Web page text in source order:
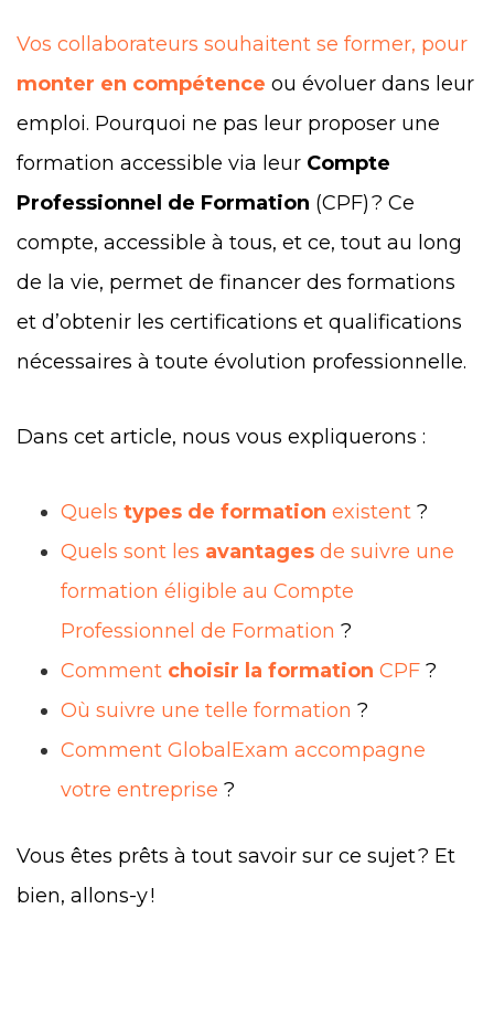
Vos collaborateurs souhaitent se former, pour
monter en compétence ou évoluer dans leur
emploi. Pourquoi ne pas leur proposer une
formation accessible via leur Compte
Professionnel de Formation (CPF) ? Ce
compte, accessible à tous, et ce, tout au long
de la vie, permet de financer des formations
et d’obtenir les certifications et qualifications
nécessaires à toute évolution professionnelle.
Dans cet article, nous vous expliquerons :
Quels types de formation existent ?
Quels sont les avantages de suivre une
formation éligible au Compte
Professionnel de Formation ?
Comment choisir la formation CPF ?
Où suivre une telle formation ?
Comment GlobalExam accompagne
votre entreprise ?
Vous êtes prêts à tout savoir sur ce sujet ? Et
bien, allons-y !